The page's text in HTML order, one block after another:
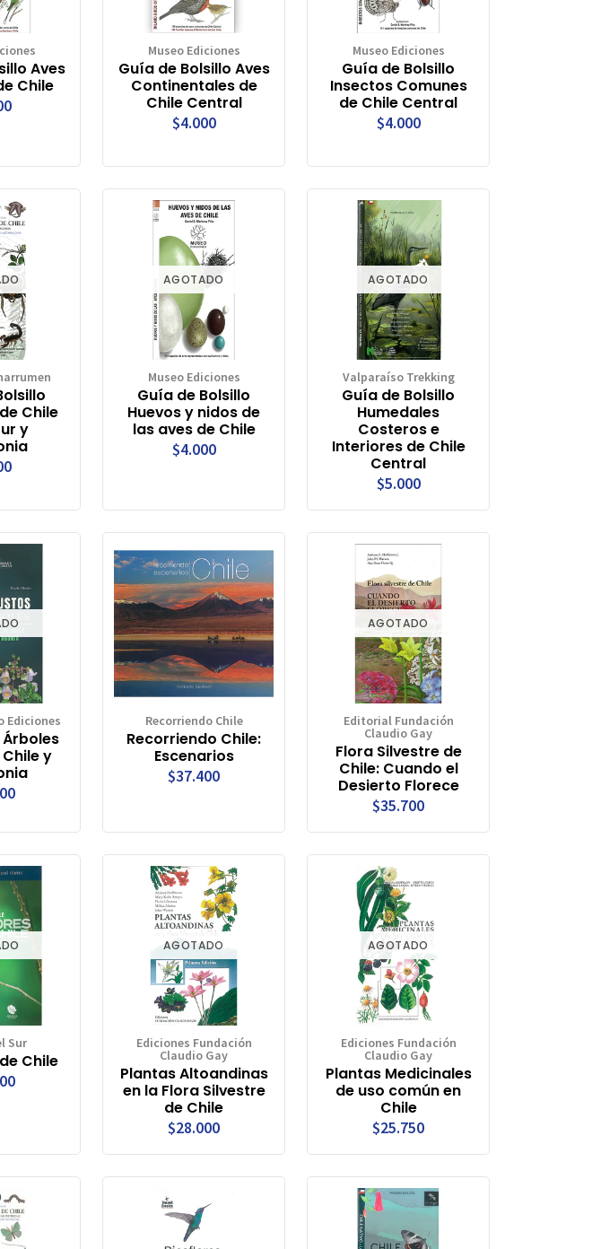
Aves
Chile
Museo Ediciones
Guía de Bolsillo Aves
Continentales de
Chile Central
$4.000
Museo Ediciones
Guía de Bolsillo
Insectos Comunes
de Chile Central
$4.000
Chile
y
AGOTADO
Museo Ediciones
Guía de Bolsillo
Huevos y nidos de
las aves de Chile
$4.000
AGOTADO
Valparaíso Trekking
Guía de Bolsillo
Humedales
Costeros e
Interiores de Chile
Central
$5.000
Ediciones
y
Recorriendo Chile
Recorriendo Chile:
Escenarios
$37.400
AGOTADO
Editorial Fundación
Claudio Gay
Flora Silvestre de
Chile: Cuando el
Desierto Florece
$35.700
Sur
Chile
AGOTADO
Ediciones Fundación
Claudio Gay
Plantas Altoandinas
en la Flora Silvestre
de Chile
$28.000
AGOTADO
Ediciones Fundación
Claudio Gay
Plantas Medicinales
de uso común en
Chile
$25.750